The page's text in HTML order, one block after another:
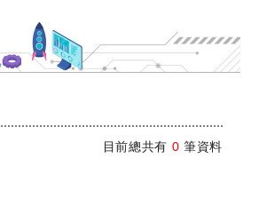
目前總共有 0 筆資料